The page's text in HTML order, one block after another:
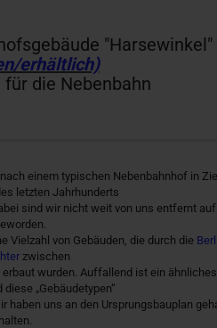
erhältlich)
für die Nebenbahn
einem typischen Nebenbahnhof in
letzten Jahrhunderts
sind wir nicht weit von uns entfernt
Vielzahl von Gebäuden, die durch die
zwischen
erbaut wurden. Auffallend ist ein
„Gebäudetypen“
haben uns an den Ursprungsbauplan